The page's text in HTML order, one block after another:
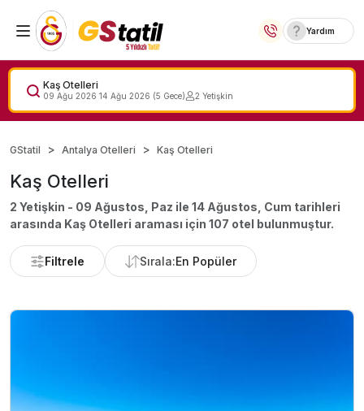
Yurt İçi Oteller
Temalı Oteller
Kıbrıs Otelleri
Taraftar Otelleri
Yurt Dışı Turlar
Yardım
Kaş Otelleri
09 Ağu 2026 14 Ağu 2026 (5 Gece) 2 Yetişkin
GStatil Antalya Otelleri Kaş Otelleri
Kaş Otelleri
2 Yetişkin - 09 Ağustos, Paz ile 14 Ağustos, Cum tarihleri
arasında Kaş Otelleri araması için 107 otel bulunmuştur.
Filtrele Sırala:En Popüler